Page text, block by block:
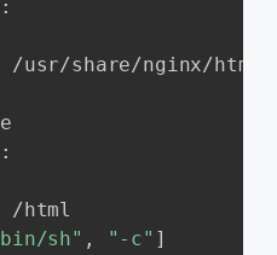
:
/usr/share/nginx/html
:
/html
sh" , "-c" ]